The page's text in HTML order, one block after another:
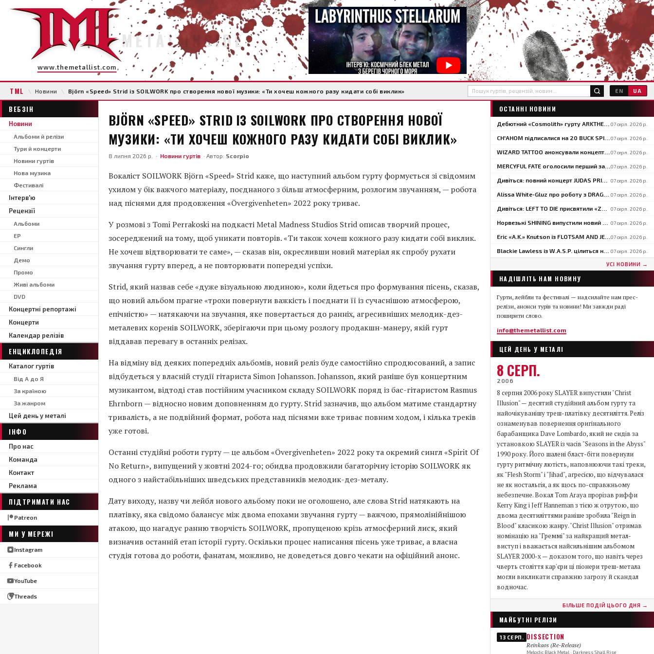
www.themetallist.com
METAL INSIDE
TML \ Новини \ Björn «Speed» Strid із SOILWORK про створення нової музики: «Ти хочеш кожного разу кидати собі виклик» EN UA
ВЕБЗІН
Новини
Альбоми й релізи
Тури й концерти
Новини гуртів
Нова музика
Фестивалі
Інтерв'ю
Рецензії
Альбоми
EP
Сингли
Демо
Промо
Живі альбоми
DVD
Концертні репортажі
Концерти
Календар релізів
ЕНЦИКЛОПЕДІЯ
Каталог гуртів
Від А до Я
За країною
За жанром
Цей день у металі
ІНФО
Про нас
Команда
Контакт
Реклама
ПІДТРИМАТИ НАС
Patreon
МИ У МЕРЕЖІ
Instagram
Facebook
YouTube
Threads
BJÖRN «SPEED» STRID ІЗ SOILWORK ПРО СТВОРЕННЯ НОВОЇ
МУЗИКИ: «ТИ ХОЧЕШ КОЖНОГО РАЗУ КИДАТИ СОБІ ВИКЛИК»
8 липня 2026 р. · Новини гуртів · Автор: Scorpio
Вокаліст SOILWORK Björn «Speed» Strid каже, що наступний альбом гурту формується зі свідомим
ухилом у бік важчого матеріалу, поєднаного з більш атмосферним, розлогим звучанням, — робота
над піснями для продовження «Övergivenheten» 2022 року триває.
У розмові з Tomi Perrakoski на подкасті Metal Madness Studios Strid описав творчий процес,
зосереджений на тому, щоб уникати повторів. «Ти також хочеш кожного разу кидати собі виклик.
Не хочеш відтворювати те саме», — сказав він, окресливши новий матеріал як спробу рухати
звучання гурту вперед, а не повторювати попередні успіхи.
Strid, який назвав себе «дуже візуальною людиною», коли йдеться про формування пісень, сказав,
що новий альбом прагне «трохи повернути важкість і поєднати її із сучаснішою атмосферою,
епічністю» — натякаючи на звучання, яке повертається до ранніх, агресивніших мелодик-дез-
металевих коренів SOILWORK, зберігаючи при цьому розлогу продакшн-манеру, якій гурт
віддавав перевагу в останніх релізах.
На відміну від деяких попередніх альбомів, новий реліз буде самостійно спродюсований, а запис
відбудеться у власній студії гітариста Simon Johansson. Johansson, який раніше був концертним
музикантом, відтоді став постійним учасником складу SOILWORK поряд із бас-гітаристом Rasmus
Ehrnborn — відносно новим доповненням до гурту. Strid зазначив, що альбом матиме стандартну
тривалість, а не подвійний формат, робота над піснями вже триває повним ходом, і кілька треків
уже готові.
Останні студійні роботи гурту — це альбом «Övergivenheten» 2022 року та окремий сингл «Spirit Of
No Return», випущений у жовтні 2024-го; обидва продовжили багаторічну історію SOILWORK як
одного з найстабільніших шведських представників мелодик-дез-металу.
Дату виходу, назву чи лейбл нового альбому поки не оголошено, але слова Strid натякають на
платівку, яка свідомо балансує між двома епохами звучання гурту — важчою, прямолінійнішою
атакою, що нагадує ранню творчість SOILWORK, пропущеною крізь атмосферний лиск, який
визначив останній етап історії гурту. Оскільки процес написання пісень уже триває, а власна
студія готова до роботи, фанатам, можливо, не доведеться довго чекати на офіційний анонс.
ОСТАННІ НОВИНИ
Дебютний «Cosmolith» гурту ARKTHEOS уперше вийшов на вінілі та CD через Hypaethral Records 07 серп. 2026 р.
CH'AHOM підписалися на 20 BUCK SPIN і анонсували другий альбом «Anthropic Rites Of Sublimation» 07 серп. 2026 р.
WIZARD TATTOO анонсували концептуальний альбом прогресивного блекенд-думу «When Gods Had Hands» 07 серп. 2026 р.
MERCYFUL FATE оголосили перший за понад три роки концерт — на іспанському LEYENDAS DEL ROCK 07 серп. 2026 р.
Дивіться: повний концерт JUDAS PRIEST у Братиславі в межах туру «Faithkeepers» 2026 07 серп. 2026 р.
Alissa White-Gluz про роботу з DRAGONFORCE: «Я можу розкрити той бік свого голосу, який давно хотіла показати» 07 серп. 2026 р.
07 серп. 2026 р.
07 серп. 2026 р.
Eric «A.K.» Knutson із FLOTSAM AND JETSAM про тури США: «У Європі в нас виходить набагато краще» 07 серп. 2026 р.
Blackie Lawless із W.A.S.P. цілиться на 2027 рік для автобіографії «Tales From The Square Mile»: «Я приблизно на середині» 07 серп. 2026 р.
УСІ НОВИНИ →
НАДІШЛІТЬ НАМ НОВИНУ
Гурти, лейбли та фестивалі — надсилайте нам прес-
релізи, анонси турів та новини! Ми завжди раді
поширити слово.
info@themetallist.com
ЦЕЙ ДЕНЬ У МЕТАЛІ
8 СЕРП.
2006
8 серпня 2006 року SLAYER випустили "Christ
Illusion" — десятий студійний альбом гурту та
найочікуванішу треш-платівку десятиліття. Реліз
ознаменував повернення оригінального
барабанщика Dave Lombardo, який не сидів за
установкою SLAYER із часів "Seasons in the Abyss"
1990 року. Його шалені бласт-біти повернули
гурту ритмічну лютість, наповнюючи такі треки,
як "Flesh Storm" і "Jihad", агресією, що відчувалася
не як ностальгія, а як щось по-справжньому
небезпечне. Вокал Tom Araya прорізав риффи
Kerry King і Jeff Hanneman з тією ж отрутою, що
двома десятиліттями раніше зробила "Reign in
Blood" класикою жанру. "Christ Illusion" отримав
номінацію на "Греммі" за найкращий метал-
виступ і вважається найсильнішим альбомом
SLAYER 2000-х — доказом того, що навіть через
чверть століття кар'єри ці піонери треш-метала
могли викликати справжню загрозу й скандал
водночас.
БІЛЬШЕ ПОДІЙ ЦЬОГО ДНЯ →
МАЙБУТНІ РЕЛІЗИ
13 СЕРП. DISSECTION
Reinkaos (Re-Release)
Melodic Black Metal · Darkness Shall Rise